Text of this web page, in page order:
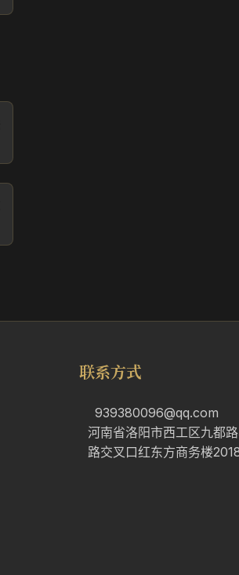
联系方式
939380096@qq.com
河南省洛阳市西工区九都
路交叉口红东方商务楼